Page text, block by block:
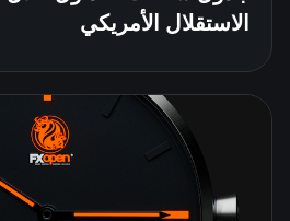
الاستقلال الأمريكي